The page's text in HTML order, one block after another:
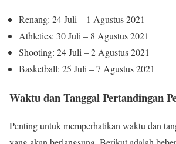
Renang: 24 Juli – 1 Agustus 2021
Athletics: 30 Juli – 8 Agustus 2021
Shooting: 24 Juli – 2 Agustus 2021
Basketball: 25 Juli – 7 Agustus 2021
Waktu dan Tanggal Pertandingan
Penting untuk memperhatikan waktu dan